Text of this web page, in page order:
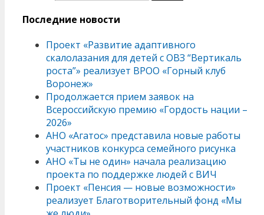
Последние новости
Проект «Развитие адаптивного
скалолазания для детей с ОВЗ “Вертикаль
роста”» реализует ВРОО «Горный клуб
Воронеж»
Продолжается прием заявок на
Всероссийскую премию «Гордость нации –
2026»
АНО «Агатос» представила новые работы
участников конкурса семейного рисунка
АНО «Ты не один» начала реализацию
проекта по поддержке людей с ВИЧ
Проект «Пенсия — новые возможности»
реализует Благотворительный фонд «Мы